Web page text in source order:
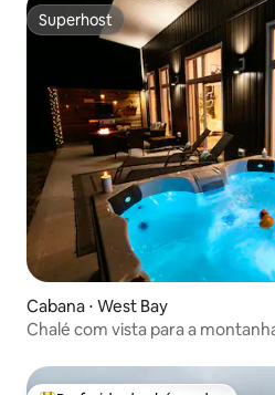
Superhost
Superhost
Cabana ⋅ West Bay
Chalé com vista para a